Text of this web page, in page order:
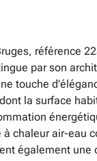
référence
par son
touche
la surface
chaleur air-
également